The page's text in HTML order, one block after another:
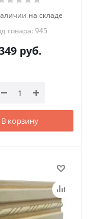
на складе
товара: 945
руб.
В корзину